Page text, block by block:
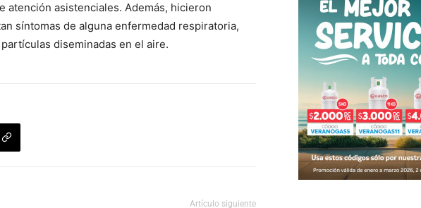
de
flecha
atención asistenciales. Además, hicieron
síntomas de alguna enfermedad respiratoria,
diseminadas en el aire.
Artículo siguiente